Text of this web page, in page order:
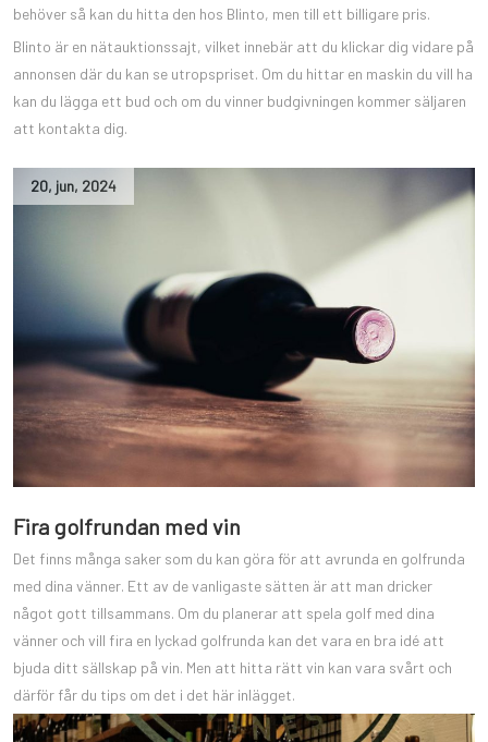
behöver så kan du hitta den hos Blinto, men till ett billigare pris.
Blinto är en nätauktionssajt, vilket innebär att du klickar dig vidare på
annonsen där du kan se utropspriset. Om du hittar en maskin du vill ha
kan du lägga ett bud och om du vinner budgivningen kommer säljaren
att kontakta dig.
20, jun, 2024
Fira golfrundan med vin
Det finns många saker som du kan göra för att avrunda en golfrunda
med dina vänner. Ett av de vanligaste sätten är att man dricker
något gott tillsammans. Om du planerar att spela golf med dina
vänner och vill fira en lyckad golfrunda kan det vara en bra idé att
bjuda ditt sällskap på vin. Men att hitta rätt vin kan vara svårt och
därför får du tips om det i det här inlägget.